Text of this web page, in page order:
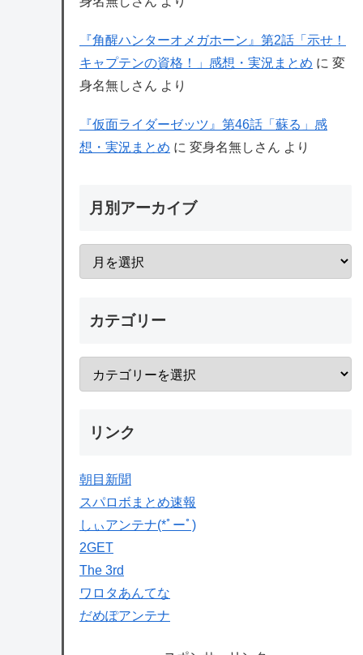
『角醒ハンターオメガホーン』第2話「示せ！
キャプテンの資格！」感想・実況まとめ に 変
身名無しさん より
『仮面ライダーゼッツ』第46話「蘇る」感
想・実況まとめ に 変身名無しさん より
月別アーカイブ
カテゴリー
リンク
朝目新聞
スパロボまとめ速報
しぃアンテナ(*ﾟーﾟ)
2GET
The 3rd
ワロタあんてな
だめぽアンテナ